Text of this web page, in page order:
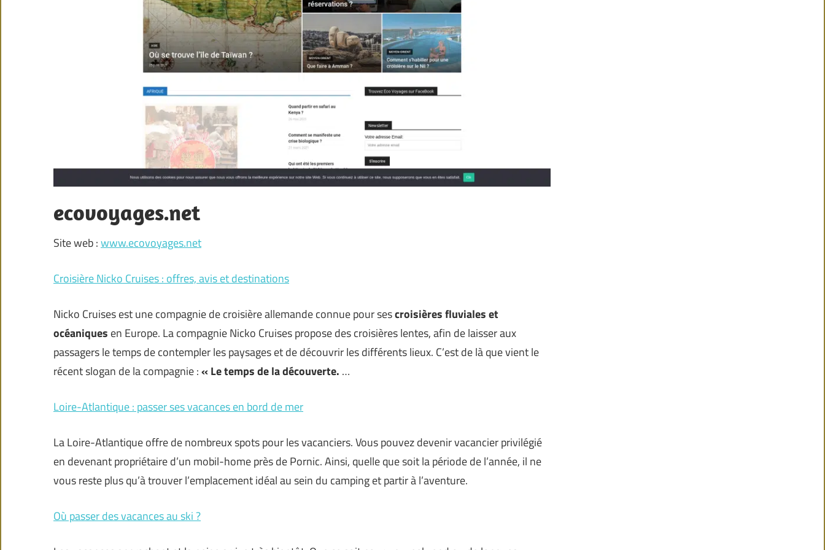
ecovoyages.net
Site web :www.ecovoyages.net
Croisière Nicko Cruises : offres, avis et destinations
Nicko Cruises est une compagnie de croisière allemande connue pour sescroisières fluviales et
océaniques en Europe. La compagnie Nicko Cruises propose des croisières lentes, afin de laisser aux
passagers le temps de contempler les paysages et de découvrir les différents lieux. C’est de là que vient le
récent slogan de la compagnie :« Le temps de la découverte. …
Loire-Atlantique : passer ses vacances en bord de mer
La Loire-Atlantique offre de nombreux spots pour les vacanciers. Vous pouvez devenir vacancier privilégié
en devenant propriétaire d’un mobil-home près de Pornic. Ainsi, quelle que soit la période de l’année, il ne
vous reste plus qu’à trouver l’emplacement idéal au sein du camping et partir à l’aventure.
Où passer des vacances au ski ?